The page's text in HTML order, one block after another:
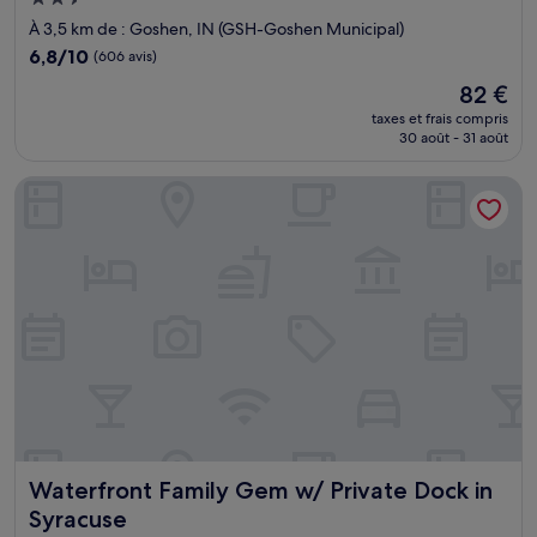
2.5 étoiles
À 3,5 km de : Goshen, IN (GSH-Goshen Municipal)
6.8
6,8/10 (606 avis)
Le
nouveau
prix
82 €
82 €
taxes et frais compris
30 août - 31 août
Waterfront Family Gem w/ Private Dock in
Syracuse
Waterfront Family Gem w/ Private Dock in Syracuse
Waterfront Family Gem w/ Private Dock in Syracuse